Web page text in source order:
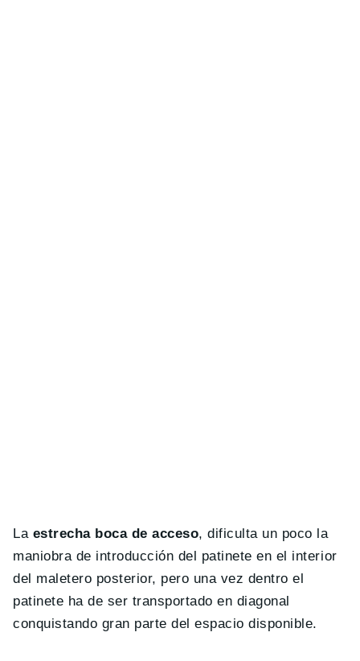
La estrecha boca de acceso, dificulta un poco la
maniobra de introducción del patinete en el interior
del maletero posterior, pero una vez dentro el
patinete ha de ser transportado en diagonal
conquistando gran parte del espacio disponible.